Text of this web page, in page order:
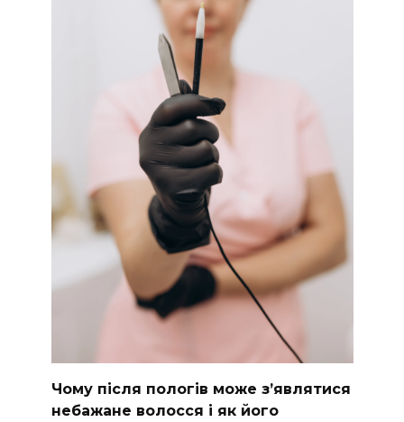
Чому після пологів може з’являтися
небажане волосся і як його